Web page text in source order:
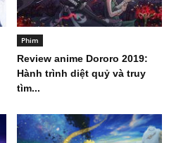
Phim
Review anime Dororo 2019:
Hành trình diệt quỷ và truy
tìm...